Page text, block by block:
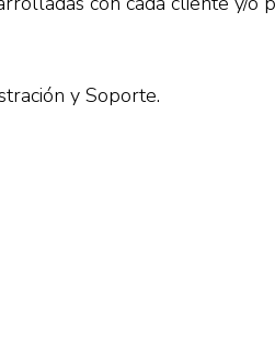
y Soporte.